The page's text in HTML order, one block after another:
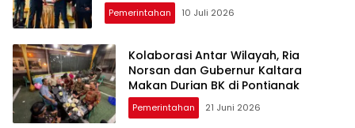
Pemerintahan 10 Juli 2026
Kolaborasi Antar Wilayah, Ria
Norsan dan Gubernur Kaltara
Makan Durian BK di Pontianak
Pemerintahan 21 Juni 2026